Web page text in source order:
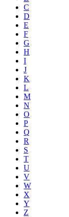
C
D
E
F
G
H
I
J
K
L
M
N
O
P
Q
R
S
T
U
V
W
X
Y
Z